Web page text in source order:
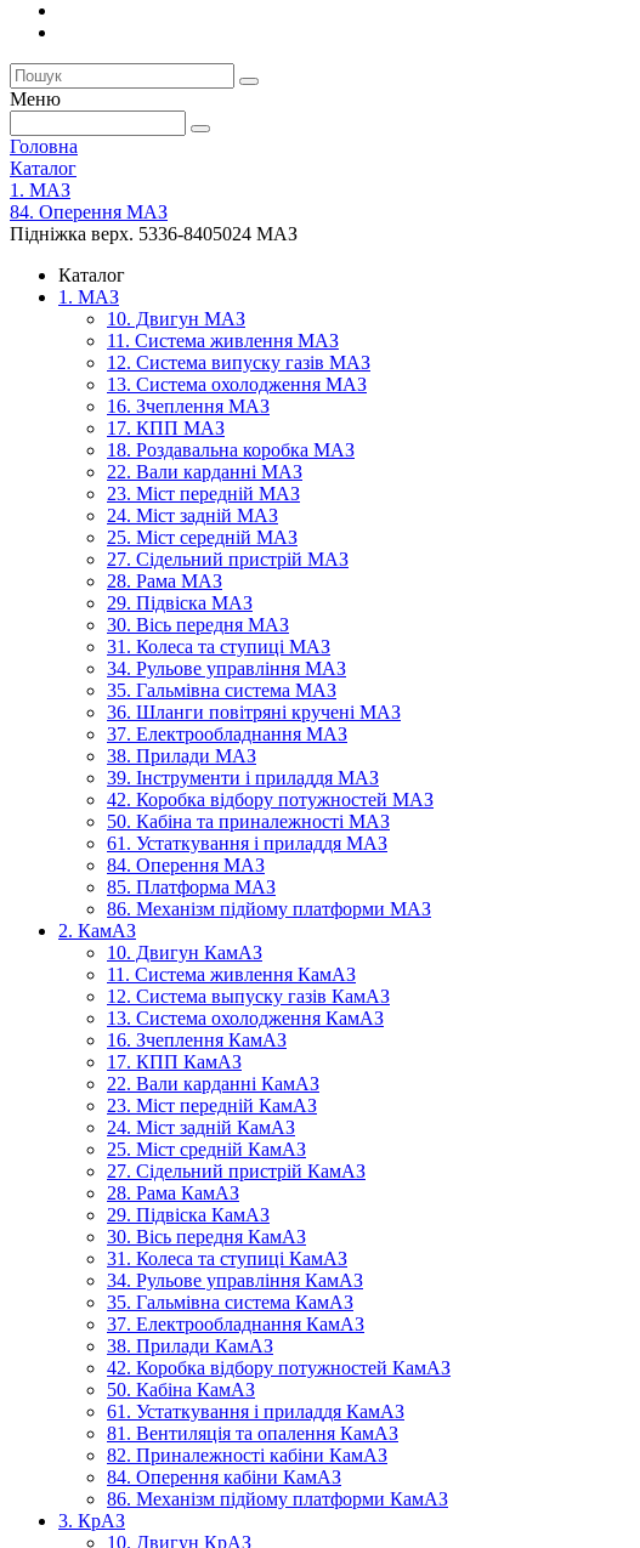
Меню
Головна
Каталог
1. МАЗ
84. Оперення МАЗ
Підніжка верх. 5336-8405024 МАЗ
Каталог
1. МАЗ
10. Двигун МАЗ
11. Система живлення МАЗ
12. Система випуску газів МАЗ
13. Система охолодження МАЗ
16. Зчеплення МАЗ
17. КПП МАЗ
18. Роздавальна коробка МАЗ
22. Вали карданні МАЗ
23. Міст передній МАЗ
24. Міст задній МАЗ
25. Міст середній МАЗ
27. Сідельний пристрій МАЗ
28. Рама МАЗ
29. Підвіска МАЗ
30. Вісь передня МАЗ
31. Колеса та ступиці МАЗ
34. Рульове управління МАЗ
35. Гальмівна система МАЗ
36. Шланги повітряні кручені МАЗ
37. Електрообладнання МАЗ
38. Прилади МАЗ
39. Інструменти і приладдя МАЗ
42. Коробка відбору потужностей МАЗ
50. Кабіна та приналежності МАЗ
61. Устаткування і приладдя МАЗ
84. Оперення МАЗ
85. Платформа МАЗ
86. Механізм підйому платформи МАЗ
2. КамАЗ
10. Двигун КамАЗ
11. Система живлення КамАЗ
12. Система выпуску газів КамАЗ
13. Система охолодження КамАЗ
16. Зчеплення КамАЗ
17. КПП КамАЗ
22. Вали карданні КамАЗ
23. Міст передній КамАЗ
24. Міст задній КамАЗ
25. Міст средній КамАЗ
27. Сідельний пристрій КамАЗ
28. Рама КамАЗ
29. Підвіска КамАЗ
30. Вісь передня КамАЗ
31. Колеса та ступиці КамАЗ
34. Рульове управління КамАЗ
35. Гальмівна система КамАЗ
37. Електрообладнання КамАЗ
38. Прилади КамАЗ
42. Коробка відбору потужностей КамАЗ
50. Кабіна КамАЗ
61. Устаткування і приладдя КамАЗ
81. Вентиляція та опалення КамАЗ
82. Приналежності кабіни КамАЗ
84. Оперення кабіни КамАЗ
86. Механізм підйому платформи КамАЗ
3. КрАЗ
10. Двигун КрАЗ